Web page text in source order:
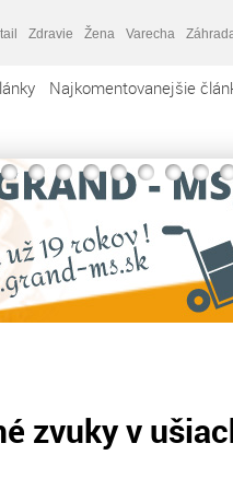
Zdravie Žena Varecha
Najkomentovanejšie
zvuky v